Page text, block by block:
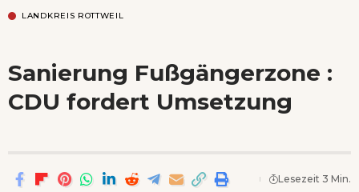
LANDKREIS ROTTWEIL
Sanierung Fußgängerzone :
CDU fordert Umsetzung
Lesezeit 3 Min.